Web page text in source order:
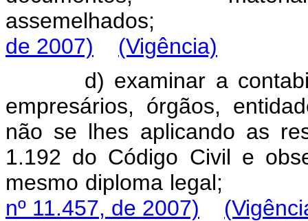
de 2007)
(Vigência)
d) examinar a
empresários,
órgãos,
não se lhes aplicando as
1.192 do Código Civil e
mesmo diploma
nº 11.457, de 2007)